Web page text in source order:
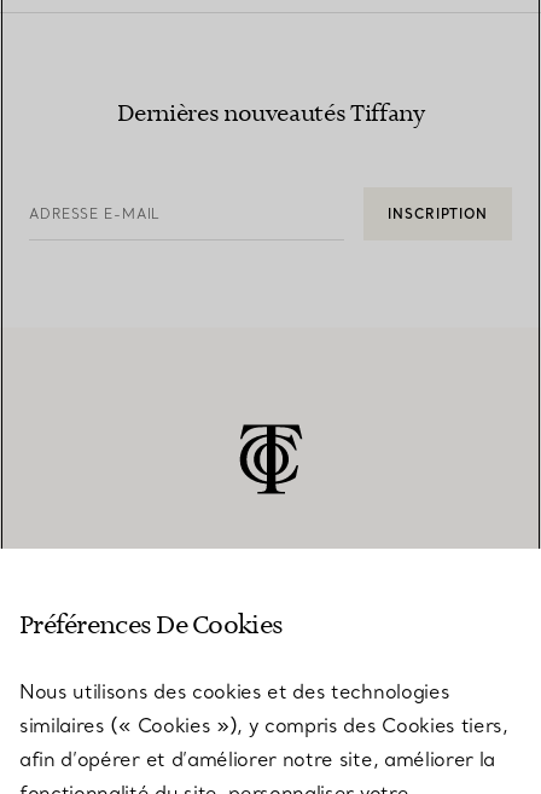
Dernières nouveautés Tiffany
ADRESSE E-MAIL INSCRIPTION
SERVICES
Préférences De Cookies
Nous utilisons des cookies et des technologies
similaires (« Cookies »), y compris des Cookies tiers,
afin d’opérer et d’améliorer notre site, améliorer la